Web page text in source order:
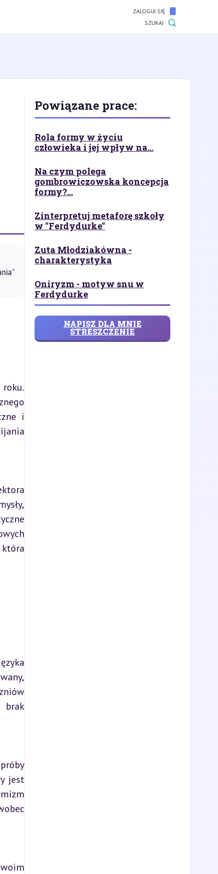
ZALOGUJ SIĘ
SZUKAJ
i
brak
jest
Powiązane prace:
Rola formy w życiu
człowieka i jej wpływ na...
Na czym polega
gombrowiczowska koncepcja
formy?...
Zinterpretuj metaforę szkoły
w "Ferdydurke"
Zuta Młodziakówna -
charakterystyka
Oniryzm - motyw snu w
Ferdydurke
NAPISZ DLA MNIE
STRESZCZENIE